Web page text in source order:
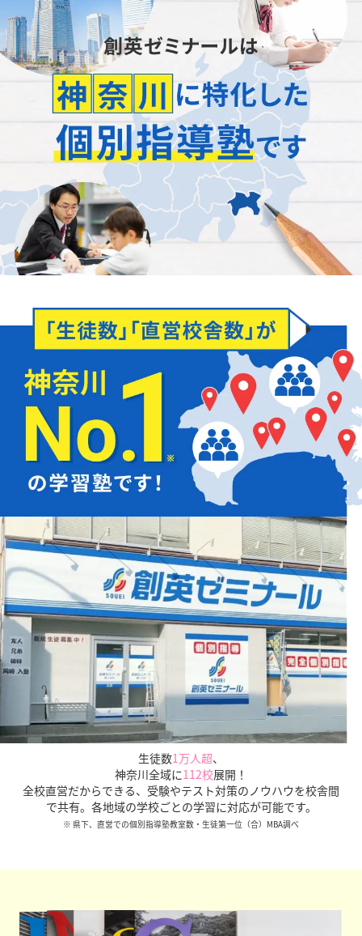
「正社員が担当」します
どんなことでもお聞かせください
お子様の学習面だけでなく、
知っておきたい「入試の仕組みや傾向」も
保護者様にご説明いたします。
談は最低年3回実施、さらに授業外に生徒個別面談まで
生徒数1万人超、
神奈川全域に112校展開！
全校直営だからできる、受験やテスト対策のノウハウを校舎間
で共有。各地域の学校ごとの学習に対応が可能です。
※ 県下、直営での個別指導塾教室数・生徒第一位（合）MBA調べ